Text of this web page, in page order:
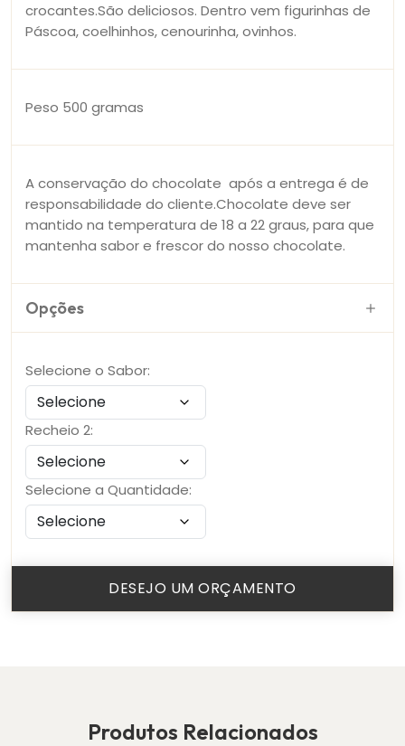
crocantes.São deliciosos. Dentro vem figurinhas de
Páscoa, coelhinhos, cenourinha, ovinhos.
Peso 500 gramas
A conservação do chocolate após a entrega é de
responsabilidade do cliente.Chocolate deve ser
mantido na temperatura de 18 a 22 graus, para que
mantenha sabor e frescor do nosso chocolate.
Opções
Selecione o Sabor:
Recheio 2:
Selecione a Quantidade:
DESEJO UM ORÇAMENTO
Produtos Relacionados